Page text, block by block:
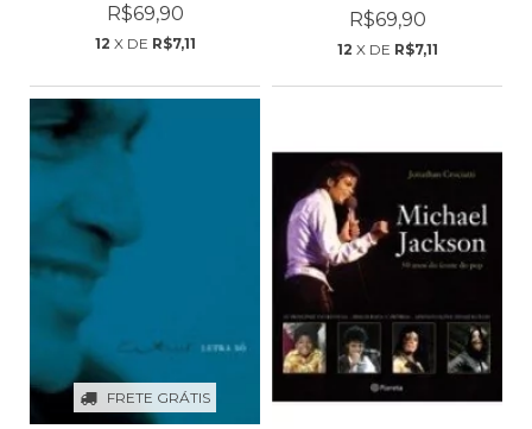
DA B...
R$69,90
12 X DE R$7,11
DE VI...
R$69,90
12 X DE R$7,11
FRETE GRÁTIS